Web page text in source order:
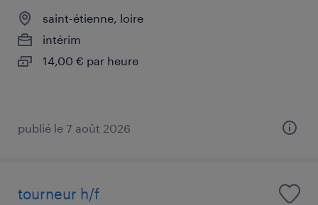
saint-étienne, loire
intérim
14,00 € par heure
publié le 7 août 2026
tourneur h/f